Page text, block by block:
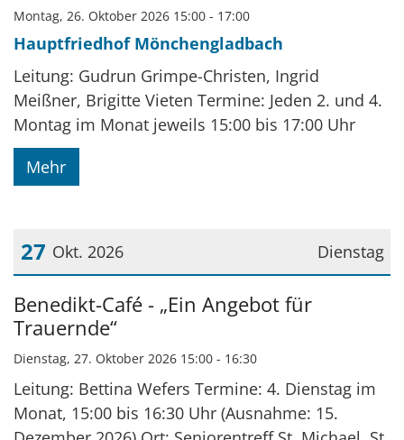
Montag, 26. Oktober 2026 15:00 - 17:00
Hauptfriedhof Mönchengladbach
Leitung: Gudrun Grimpe-Christen, Ingrid
Meißner, Brigitte Vieten Termine: Jeden 2. und 4.
Montag im Monat jeweils 15:00 bis 17:00 Uhr
Mehr
Dienstag
27 Okt. 2026
Datum: 27. Oktober 2026
Benedikt-Café - „Ein Angebot für
Trauernde“
Dienstag, 27. Oktober 2026 15:00 - 16:30
Leitung: Bettina Wefers Termine: 4. Dienstag im
Monat, 15:00 bis 16:30 Uhr (Ausnahme: 15.